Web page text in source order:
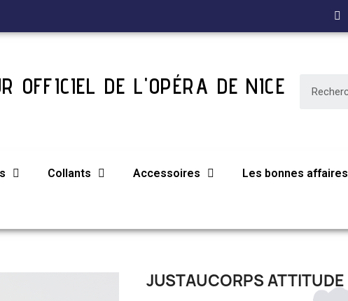
OFFICIEL DE L'OPÉRA DE NICE
Collants Accessoires Les bonnes affaires
JUSTAUCORPS ATTITUDE